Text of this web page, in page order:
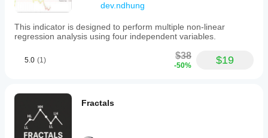
dev.ndhung
This indicator is designed to perform multiple non-linear
regression analysis using four independent variables.
5.0 (1) $38
-50% $19
Fractals